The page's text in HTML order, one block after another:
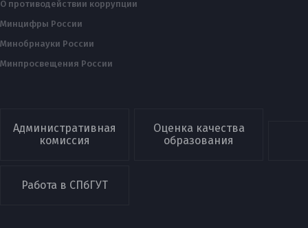
О противодействии коррупции
Минцифры России
Минобрнауки России
Минпросвещения России
Административная
комиссия
Оценка качества
образования
Работа в СПбГУТ